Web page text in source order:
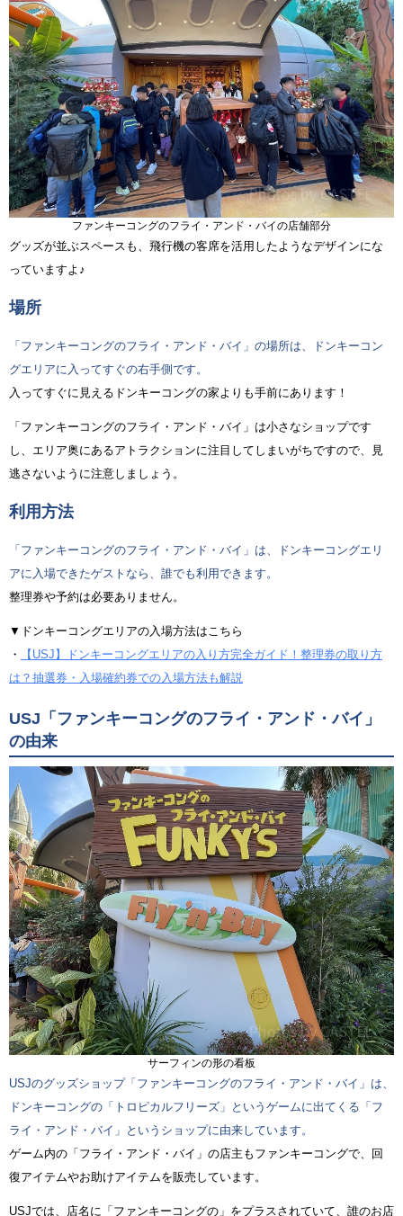
ファンキーコングのフライ・アンド・バイの店舗部分
グッズが並ぶスペースも、飛行機の客席を活用したようなデザインにな
っていますよ♪
場所
「ファンキーコングのフライ・アンド・バイ」の場所は、ドンキーコン
グエリアに入ってすぐの右手側です。
入ってすぐに見えるドンキーコングの家よりも手前にあります！
「ファンキーコングのフライ・アンド・バイ」は小さなショップです
し、エリア奥にあるアトラクションに注目してしまいがちですので、見
逃さないように注意しましょう。
利用方法
「ファンキーコングのフライ・アンド・バイ」は、ドンキーコングエリ
アに入場できたゲストなら、誰でも利用できます。
整理券や予約は必要ありません。
▼ドンキーコングエリアの入場方法はこちら
・
【USJ】ドンキーコングエリアの入り方完全ガイド！整理券の取り方
は？抽選券・入場確約券での入場方法も解説
USJ「ファンキーコングのフライ・アンド・バイ」
の由来
サーフィンの形の看板
USJのグッズショップ「ファンキーコングのフライ・アンド・バイ」は、
ドンキーコングの「トロピカルフリーズ」というゲームに出てくる「フ
ライ・アンド・バイ」というショップに由来しています。
ゲーム内の「フライ・アンド・バイ」の店主もファンキーコングで、回
復アイテムやお助けアイテムを販売しています。
USJでは、店名に「ファンキーコングの」をプラスされていて、誰のお店